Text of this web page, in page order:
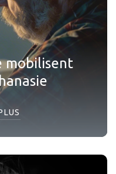
mobilisent